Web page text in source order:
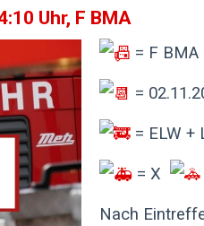
Uhr, F BMA
= F BMA
=
= ELW +
= X
Nach